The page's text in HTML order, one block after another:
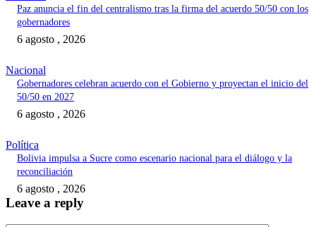
Paz anuncia el fin del centralismo tras la firma del acuerdo 50/50 con los
gobernadores
6 agosto , 2026
Nacional
Gobernadores celebran acuerdo con el Gobierno y proyectan el inicio del
50/50 en 2027
6 agosto , 2026
Política
Bolivia impulsa a Sucre como escenario nacional para el diálogo y la
reconciliación
6 agosto , 2026
Leave a reply